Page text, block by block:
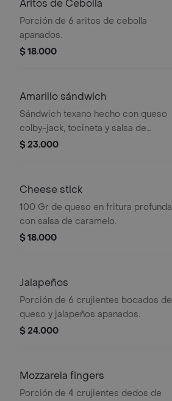
Aritos de Cebolla
Porción de 6 aritos de cebolla
apanados.
$ 18.000
Amarillo sándwich
Sándwich texano hecho con queso
colby-jack, tocineta y salsa de
caramelo.
$ 23.000
Cheese stick
100 Gr de queso en fritura profunda
con salsa de caramelo.
$ 18.000
Jalapeños
Porción de 6 crujientes bocados de
queso y jalapeños apanados.
$ 24.000
Mozzarela fingers
Porción de 4 crujientes dedos de